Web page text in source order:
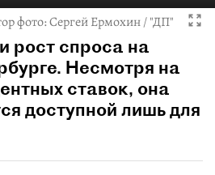
фото:Сергей Ермохин / "ДП"
рост спроса на
Несмотря на
ставок, она
доступной лишь для